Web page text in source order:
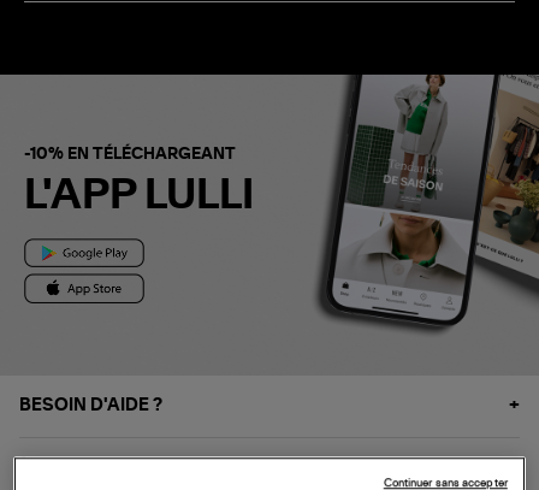
-10% EN TÉLÉCHARGEANT
L'APP LULLI
BESOIN D'AIDE ?
Continuer sans accepter